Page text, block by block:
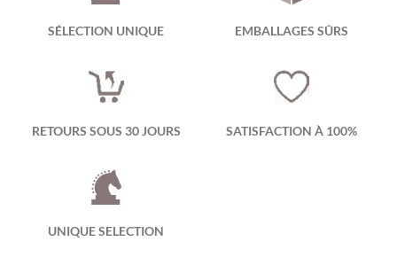
SÉLECTION UNIQUE EMBALLAGES SÛRS
RETOURS SOUS 30 JOURS SATISFACTION À 100%
UNIQUE SELECTION